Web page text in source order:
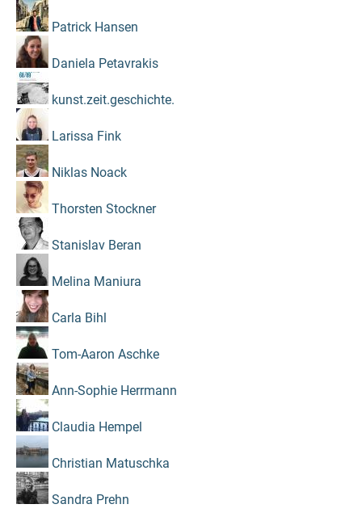
Patrick Hansen
Daniela Petavrakis
kunst.zeit.geschichte.
Larissa Fink
Niklas Noack
Thorsten Stockner
Stanislav Beran
Melina Maniura
Carla Bihl
Tom-Aaron Aschke
Ann-Sophie Herrmann
Claudia Hempel
Christian Matuschka
Sandra Prehn